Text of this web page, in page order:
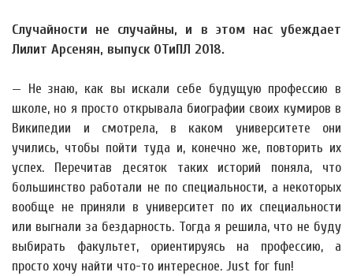
Случайности не случайны, и в этом нас убеждает
Лилит Арсенян, выпуск ОТиПЛ 2018.
— Не знаю, как вы искали себе будущую профессию в
школе, но я просто открывала биографии своих кумиров в
Википедии и смотрела, в каком университете они
учились, чтобы пойти туда и, конечно же, повторить их
успех. Перечитав десяток таких историй поняла, что
большинство работали не по специальности, а некоторых
вообще не приняли в университет по их специальности
или выгнали за бездарность. Тогда я решила, что не буду
выбирать факультет, ориентируясь на профессию, а
просто хочу найти что-то интересное. Just for fun!